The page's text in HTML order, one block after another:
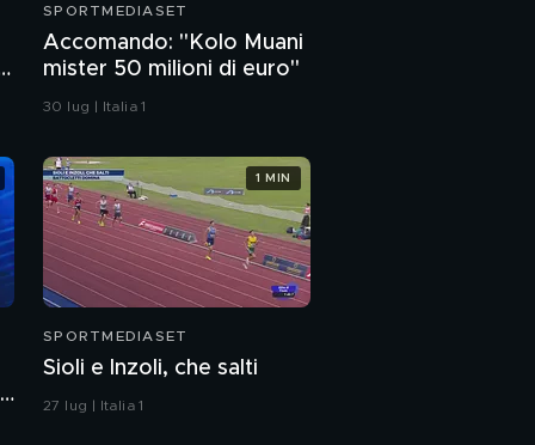
SPORTMEDIASET
Accomando: "Kolo Muani
mister 50 milioni di euro"
30 lug | Italia 1
SPORTMEDIASET
Sioli e Inzoli, che salti
27 lug | Italia 1
1 MIN